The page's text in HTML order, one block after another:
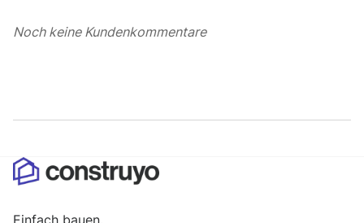
Noch keine Kundenkommentare
Einfach bauen.